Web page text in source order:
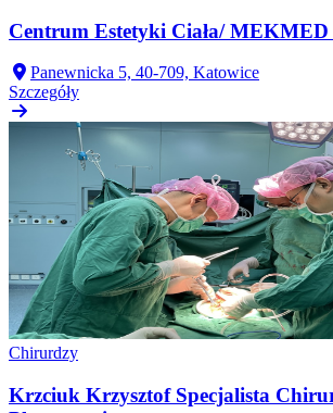
Centrum Estetyki Ciała/ MEKMED
Panewnicka 5, 40-709, Katowice
Szczegóły
Chirurdzy
Krzciuk Krzysztof Specjalista